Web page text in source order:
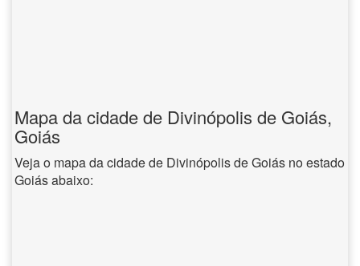
Mapa da cidade de Divinópolis de Goiás,
Goiás
Veja o mapa da cidade de Divinópolis de Goiás no estado
Goiás abaixo: